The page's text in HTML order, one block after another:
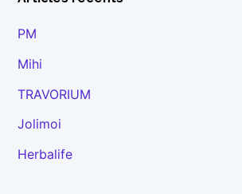
PM
Mihi
TRAVORIUM
Jolimoi
Herbalife